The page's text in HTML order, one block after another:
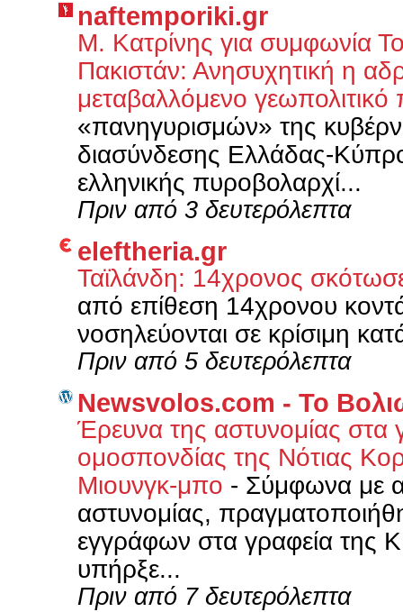
naftemporiki.gr
Μ. Κατρίνης για συμφωνία
Πακιστάν: Ανησυχητική η
μεταβαλλόμενο
«πανηγυρισμών» της
διασύνδεσης Ελλάδας-
ελληνικής πυροβολαρχί...
Πριν από 3 δευτερόλεπτα
eleftheria.gr
Ταϊλάνδη: 14χρονος
από επίθεση 14χρονου
νοσηλεύονται σε κρίσιμη
Πριν από 5 δευτερόλεπτα
Newsvolos.com - Το
Έρευνα της αστυνομίας στα
ομοσπονδίας της Νότιας
Μιουνγκ-μπο - Σύμφωνα με
αστυνομίας,
εγγράφων στα γραφεία της
υπήρξε...
Πριν από 7 δευτερόλεπτα